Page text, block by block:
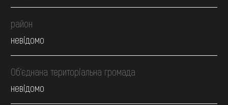
район
невідомо
Об’єднана територіальна громада
невідомо